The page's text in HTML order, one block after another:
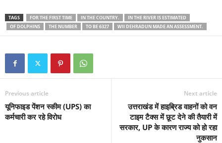
TAGS FOR THE FIRST TIME IN THE COUNTRY.
IN THE RIVER IS ESTIMATED
OF DOLPHINS
THE NUMBER TO BE 6327 WII DEHRADUN MADE AN ASSESSMENT.
Previous article
यूनिफाइड पेंशन स्कीम (UPS) का
कर्मचारी कर रहे विरोध
Next article
उत्तराखंड में हाइब्रिड वाहनों को वन
टाइम टैक्स में छूट देने की तैयारी में
सरकार, UP के कारण राज्य को हो रहा
नुकसान